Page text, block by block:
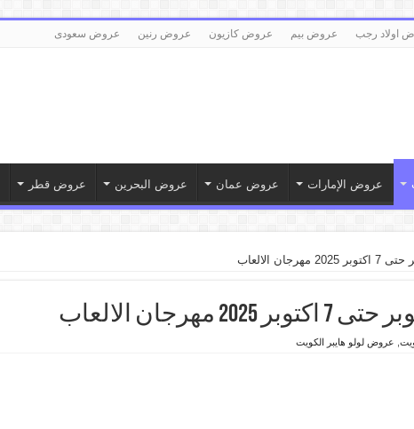
اولاد رجب عروض بيم عروض كازيون عروض رنين عروض سعودى
عروض الإمارات عروض عمان عروض البحرين عروض قطر
عروض لولو هايبر الكويت